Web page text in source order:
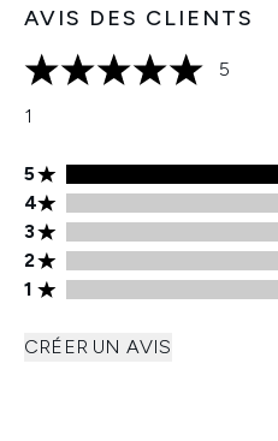
AVIS DES CLIENTS
5 étoiles sur un maximum de 5
5
1
Note de 5 étoiles 1 avis
5
Note de 4 étoiles 0 avis
4
Note de 3 étoiles 0 avis
3
Note de 2 étoiles 0 avis
2
Note de 1 étoiles 0 avis
1
CRÉER UN AVIS